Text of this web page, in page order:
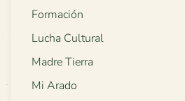
Formación
Lucha Cultural
Madre Tierra
Mi Arado